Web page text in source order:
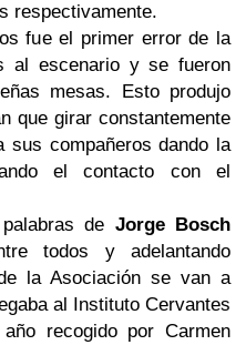
respectivamente.
fue el primer error de la
al escenario y se fueron
mesas. Esto produjo
que girar constantemente
sus compañeros dando la
el contacto con el
de Jorge Bosch
todos y adelantando
la Asociación se van a
al Instituto Cervantes
recogido por Carmen